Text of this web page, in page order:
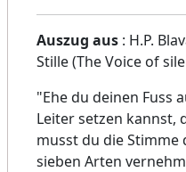
Auszug aus : H.P.
Stille (The Voice of
"Ehe du deinen Fuss
Leiter setzen kannst,
musst du die Stimme
sieben Arten